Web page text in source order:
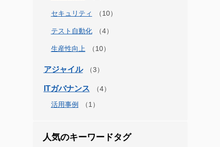
セキュリティ
テスト自動化
生産性向上
アジャイル
ITガバナンス
活用事例
人気のキーワードタグ